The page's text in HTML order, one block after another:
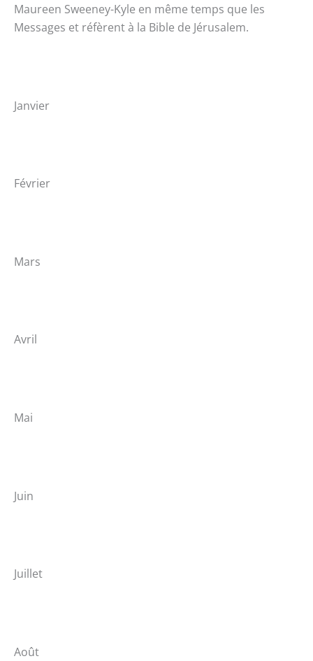
Maureen Sweeney-Kyle en même temps que les
Messages et réfèrent à la Bible de Jérusalem.
Janvier
Février
Mars
Avril
Mai
Juin
Juillet
Août